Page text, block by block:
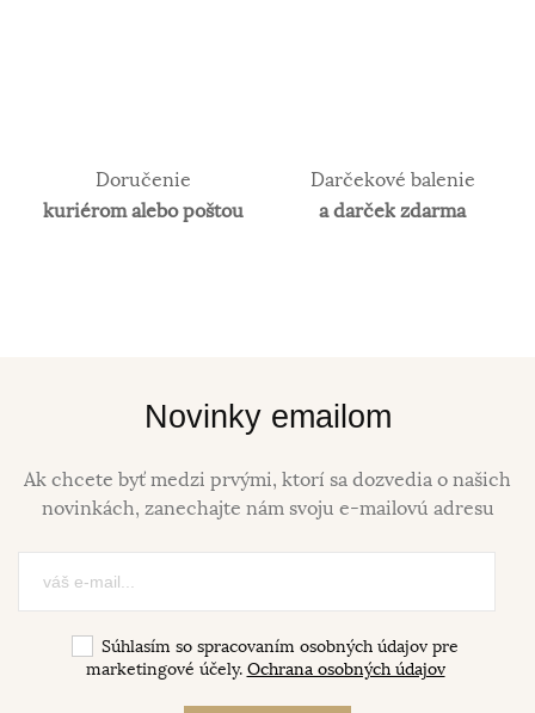
Doručenie
kuriérom alebo poštou
Darčekové balenie
a darček zdarma
Novinky emailom
Ak chcete byť medzi prvými, ktorí sa dozvedia o našich
novinkách, zanechajte nám svoju e-mailovú adresu
Súhlasím so spracovaním osobných údajov pre
marketingové účely. Ochrana osobných údajov